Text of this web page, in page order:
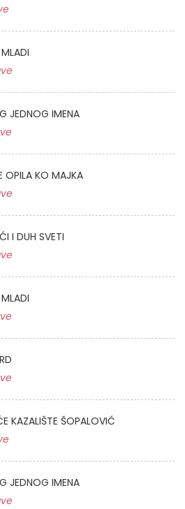
JEDNOG IMENA
KO MAJKA
I DUH SVETI
KAZALIŠTE ŠOPALOVIĆ
JEDNOG IMENA